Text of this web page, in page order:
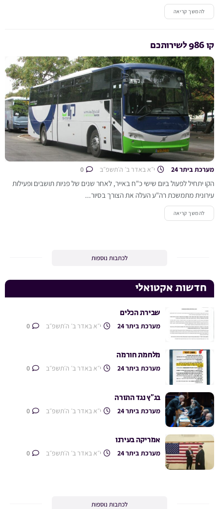
להמשך קריאה
קו 986 לשירותכם
מערכת ביתר 24 י״א באדר ב׳ ה׳תשפ״ב
הקו יתחיל לפעול ביום שישי כ"ח באייר, לאחר שנים של פניות תושבים ופעילות
עירונית מתמשכת רה"ע העלה את הצורך בסיור...
להמשך קריאה
לכתבות נוספות
חדשות אקטואלי
שבירת הכלים
מערכת ביתר 24 י״א באדר ב׳ ה׳תשפ״ב
מלחמת חורמה
מערכת ביתר 24 י״א באדר ב׳ ה׳תשפ״ב
בג”ץ נגד התורה
מערכת ביתר 24 י״א באדר ב׳ ה׳תשפ״ב
אמריקה בעירנו
מערכת ביתר 24 י״א באדר ב׳ ה׳תשפ״ב
לכתבות נוספות